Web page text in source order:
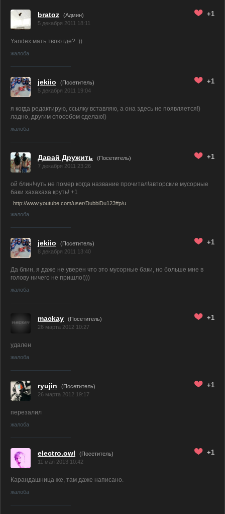
bratoz (Админ)
5 декабря 2011 18:11
+1
Yandex мать твою где? :))
жалоба
jekiio
(Посетитель)
5 декабря 2011 19:04
+1
я когда редактирую, ссылку вставляю, а она здесь не появляется!)
ладно, другим способом сделаю!)
жалоба
Давай Дружить
(Посетитель)
7 декабря 2011 23:26
+1
ой блин!чуть не помер когда название прочитал!авторские мусорные
баки хахахаха круть! +1
http://www.youtube.com/user/DubbiDu123#p/u
жалоба
jekiio
(Посетитель)
8 декабря 2011 13:40
+1
Да блин, я даже не уверен что это мусорные баки, но больше мне в
голову ничего не пришло!)))
жалоба
mackay
(Посетитель)
26 марта 2012 10:27
+1
удален
жалоба
ryujin
(Посетитель)
26 марта 2012 19:17
+1
перезалил
жалоба
electro.owl
(Посетитель)
11 мая 2013 10:42
+1
Карандашница же, там даже написано.
жалоба